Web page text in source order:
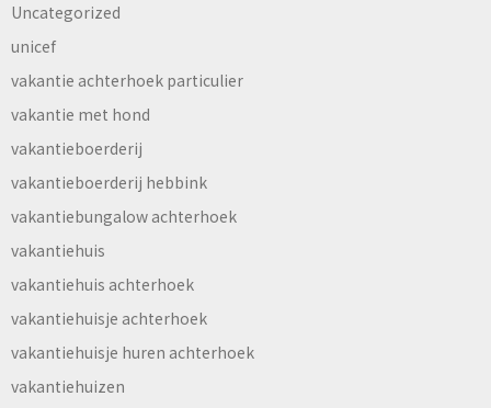
Uncategorized
unicef
vakantie achterhoek particulier
vakantie met hond
vakantieboerderij
vakantieboerderij hebbink
vakantiebungalow achterhoek
vakantiehuis
vakantiehuis achterhoek
vakantiehuisje achterhoek
vakantiehuisje huren achterhoek
vakantiehuizen